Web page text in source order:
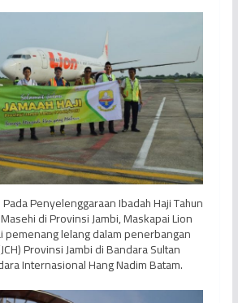
Penyelenggaraan Ibadah Haji Tahun
di Provinsi Jambi, Maskapai Lion
pemenang lelang dalam penerbangan
Provinsi Jambi di Bandara Sultan
Internasional Hang Nadim Batam.